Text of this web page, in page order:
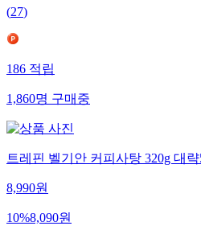
(27)
186 적립
1,860명 구매중
트레핀 벨기안 커피사탕 320g 대
8,990원
10%8,090원